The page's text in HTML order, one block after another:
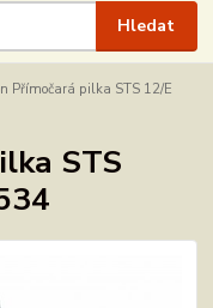
Hledat
Přímočará pilka STS 12/E
STS